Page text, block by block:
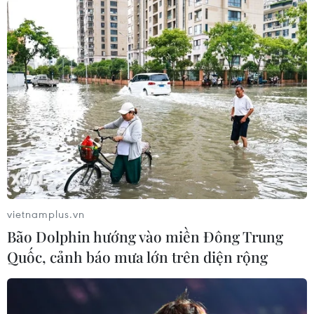
phát động đã nhận được sự đồng thuận của
nhân dân, đặc biệt là người dân theo đạo Phật
giáo Hòa Hảo, các tổ chức tôn giáo đã tích cực
hưởng ứng, tham gia đóng góp công sức, tiền
của xây dựng các công trình phúc lợi xã hội,
nhất là các hoạt động chăm lo cho người nghèo,
góp phần quan trọng thực hiện thắng lợi nhiệm
vụ phát triển kinh tế, văn hóa, xã hội, xóa đói
giảm nghèo, giữ vững ổn định chính trị, trật tự
an toàn xã hội
Ban công tác Mặt trận Tổ quốc ấp Trung Thạnh
đã vận động 325 hộ/464 hộ trong ấp sông bằng
nghề tiểu thủ công nghiệp, thương mại, dịch vụ
và chăn nuôi áp dụng các tiến bộ kỹ thuật vào
sản xuất, nhằm bảo vệ môi trường, tăng năng
vietnamplus.vn
Bão Dolphin hướng vào miền Đông Trung
Quốc, cảnh báo mưa lớn trên diện rộng